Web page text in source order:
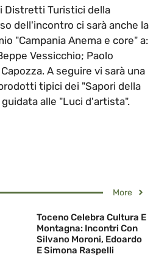
Distretti Turistici della
dell'incontro ci sarà anche la
"Campania Anema e core" a:
Vessicchio; Paolo
A seguire vi sarà una
tipici dei "Sapori della
alle "Luci d'artista".
More
Toceno Celebra Cultura E
Montagna: Incontri Con
Silvano Moroni, Edoardo
E Simona Raspelli